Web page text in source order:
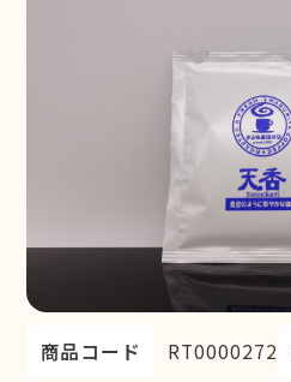
商品コード RT0000272